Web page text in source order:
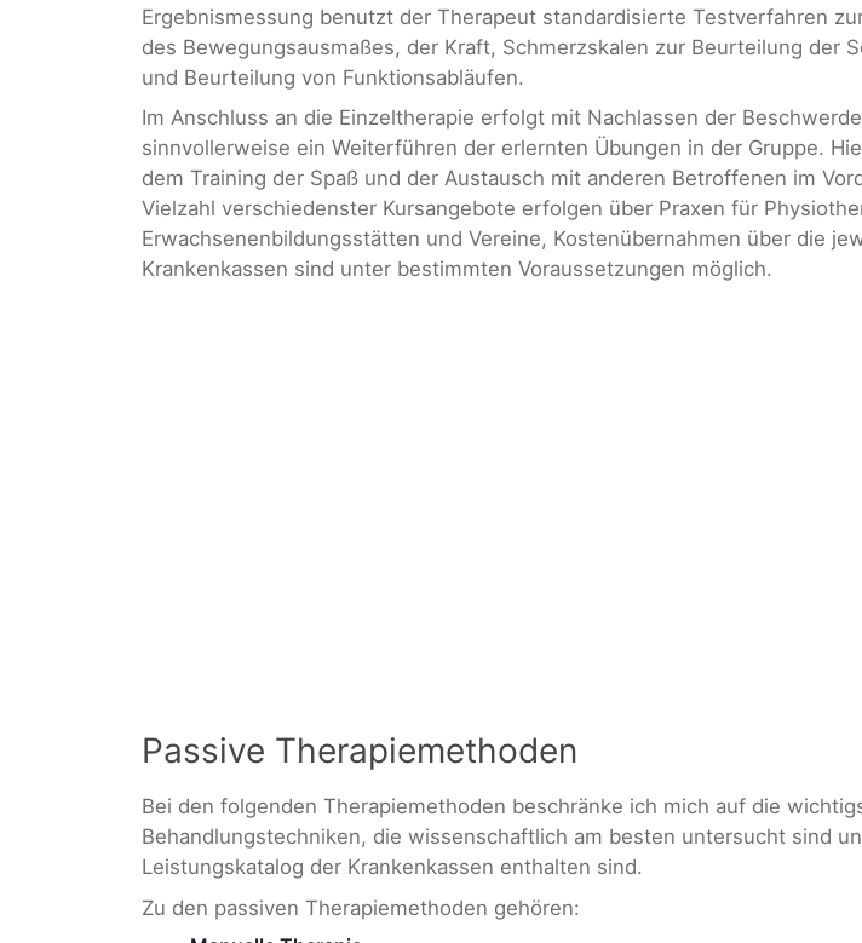
Ergebnismessung benutzt der Therapeut standardisierte Testverfahren
des Bewegungsausmaßes, der Kraft, Schmerzskalen zur Beurteilung der
und Beurteilung von Funktionsabläufen.
Im Anschluss an die Einzeltherapie erfolgt mit Nachlassen der
sinnvollerweise ein Weiterführen der erlernten Übungen in der Gruppe.
dem Training der Spaß und der Austausch mit anderen Betroffenen im
Vielzahl verschiedenster Kursangebote erfolgen über Praxen für
Erwachsenenbildungsstätten und Vereine, Kostenübernahmen über die
Krankenkassen sind unter bestimmten Voraussetzungen möglich.
Passive Therapiemethoden
Bei den folgenden Therapiemethoden beschränke ich mich auf die
Behandlungstechniken, die wissenschaftlich am besten untersucht sind
Leistungskatalog der Krankenkassen enthalten sind.
Zu den passiven Therapiemethoden gehören: